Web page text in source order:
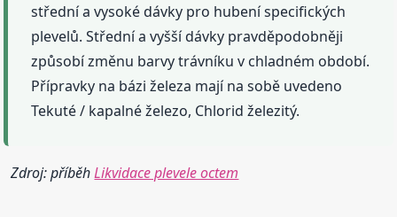
střední a vysoké dávky pro hubení specifických
plevelů. Střední a vyšší dávky pravděpodobněji
způsobí změnu barvy trávníku v chladném období.
Přípravky na bázi železa mají na sobě uvedeno
Tekuté / kapalné železo, Chlorid železitý.
Zdroj: příběhLikvidace plevele octem